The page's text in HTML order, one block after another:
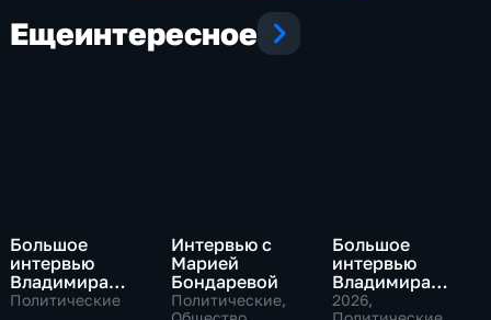
Ещеинтересное
Большое
интервью
Владимира
Путина Сергею
Политические
Интервью с
Марией
Бондаревой
Политические,
Большое
интервью
Владимира
Соловьева
2026,